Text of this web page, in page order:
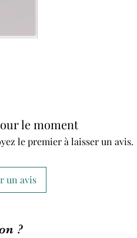
le moment
le premier à laisser un avis.
un avis
?